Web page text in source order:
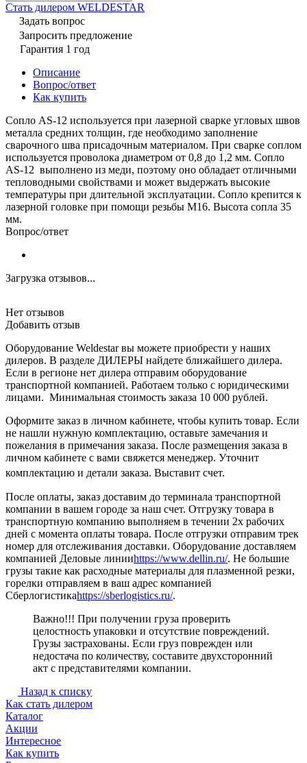
Cтать дилером WELDESTAR
Задать вопрос
Запросить предложение
Гарантия 1 год
Описание
Вопрос/ответ
Как купить
Сопло AS-12 используется при лазерной сварке угловых швов
металла средних толщин, где необходимо заполнение
сварочного шва присадочным материалом. При сварке соплом
используется проволока диаметром от 0,8 до 1,2 мм. Сопло
AS-12 выполнено из меди, поэтому оно обладает отличными
тепловодными свойствами и может выдержать высокие
температуры при длительной эксплуатации. Сопло крепится к
лазерной головке при помощи резьбы M16. Высота сопла 35
мм.
Вопрос/ответ
Загрузка отзывов...
Нет отзывов
Добавить отзыв
Оборудование Weldestar вы можете приобрести у наших
дилеров. В разделе ДИЛЕРЫ найдете ближайшего дилера.
Если в регионе нет дилера отправим оборудование
транспортной компанией. Работаем только с юридическими
лицами. Минимальная стоимость заказа 10 000 рублей.
Оформите заказ в личном кабинете, чтобы купить товар. Если
не нашли нужную комплектацию, оставьте замечания и
пожелания в примечания заказа. После размещения заказа в
личном кабинете с вами свяжется менеджер. Уточнит
комплектацию и детали заказа. Выставит счет.
После оплаты, заказ доставим до терминала транспортной
компании в вашем городе за наш счет. Отгрузку товара в
транспортную компанию выполняем в течении 2х рабочих
дней с момента оплаты товара. После отгрузки отправим трек
номер для отслеживания доставки. Оборудование доставляем
компанией Деловые линииhttps://www.dellin.ru/. Не большие
грузы такие как расходные материалы для плазменной резки,
горелки отправляем в ваш адрес компанией
Сберлогистикаhttps://sberlogistics.ru/.
Важно!!! При получении груза проверить
целостность упаковки и отсутствие повреждений.
Грузы застрахованы. Если груз поврежден или
недостача по количеству, составите двухсторонний
акт с представителями компании.
Назад к списку
Как стать дилером
Каталог
Акции
Интересное
Как купить